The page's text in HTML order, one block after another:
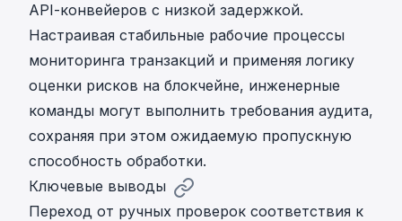
API-конвейеров с низкой задержкой.
Настраивая стабильные рабочие процессы
мониторинга транзакций и применяя логику
оценки рисков на блокчейне, инженерные
команды могут выполнить требования аудита,
сохраняя при этом ожидаемую пропускную
способность обработки.
Ключевые выводы
Переход от ручных проверок соответствия к